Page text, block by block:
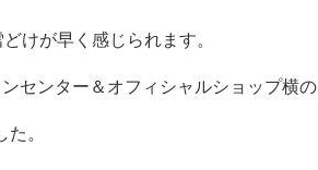
けが早く感じられます。
センター＆オフィシャルショップ横の
。